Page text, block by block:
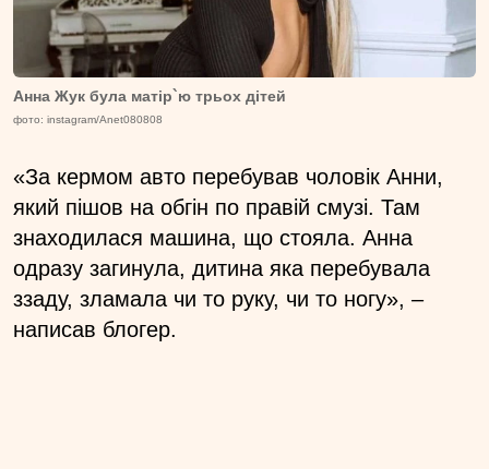
Анна Жук була матір`ю трьох дітей
фото: instagram/Anet080808
«За кермом авто перебував чоловік Анни,
який пішов на обгін по правій смузі. Там
знаходилася машина, що стояла. Анна
одразу загинула, дитина яка перебувала
ззаду, зламала чи то руку, чи то ногу», –
написав блогер.